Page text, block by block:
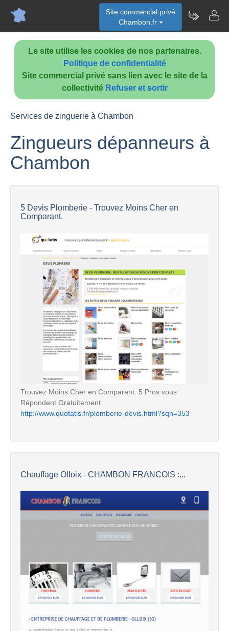
Le site utilise les cookies de nos partenaires.
Politique de confidentialité
Site commercial privé sans lien avec le site de la
collectivité Refuser et sortir
Site commercial privé
Chambon.fr
Services de zinguerie à Chambon
Zingueurs dépanneurs à
Chambon
5 Devis Plomberie - Trouvez Moins Cher en
Comparant.
Trouvez Moins Cher en Comparant. 5 Pros vous
Répondent Gratuitement
http://www.quotatis.fr/plomberie-devis.html?sqn=353
Chauffage Olloix - CHAMBON FRANCOIS :...